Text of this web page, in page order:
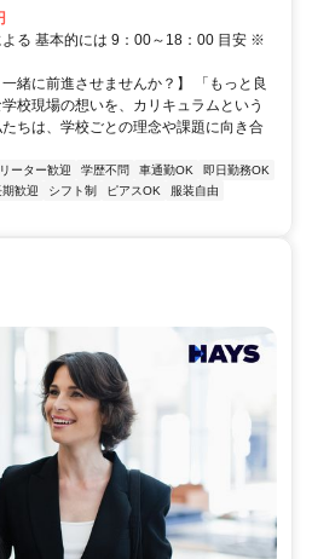
る 基本的には 9：00～18：00 目安 ※
緒に前進させませんか？】 「もっと良
校現場の想いを、カリキュラムという
ちは、学校ごとの理念や課題に向き合
ーター歓迎 学歴不問 車通勤OK
即日勤務OK
期歓迎 シフト制 ピアスOK
服装自由